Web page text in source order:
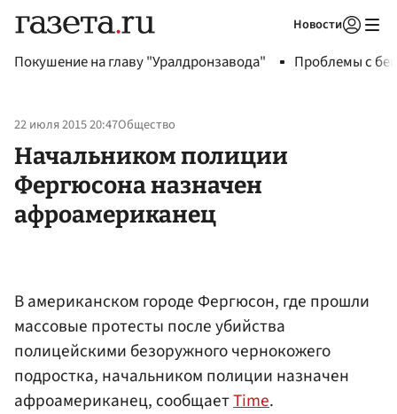
Новости
Покушение на главу "Уралдронзавода" Проблемы с
22 июля 2015 20:47Общество
Начальником полиции
Фергюсона назначен
афроамериканец
В американском городе Фергюсон, где прошли
массовые протесты после убийства
полицейскими безоружного чернокожего
подростка, начальником полиции назначен
афроамериканец, сообщаетTime.